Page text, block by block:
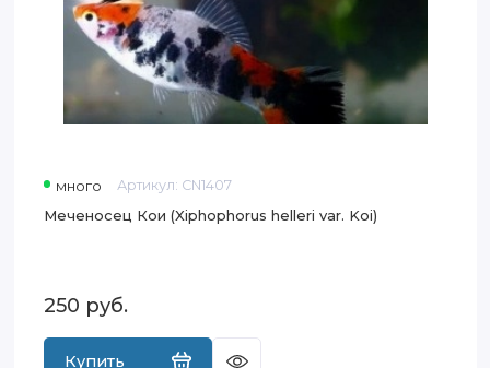
много Артикул: CN1407
Меченосец Кои (Xiphophorus helleri var. Koi)
250 руб.
Купить